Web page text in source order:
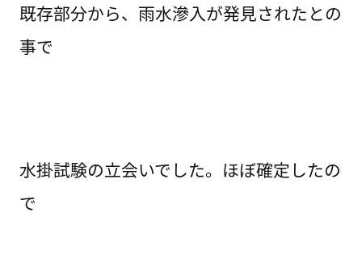
既存部分から、雨水滲入が発見されたとの
事で
水掛試験の立会いでした。ほぼ確定したの
で